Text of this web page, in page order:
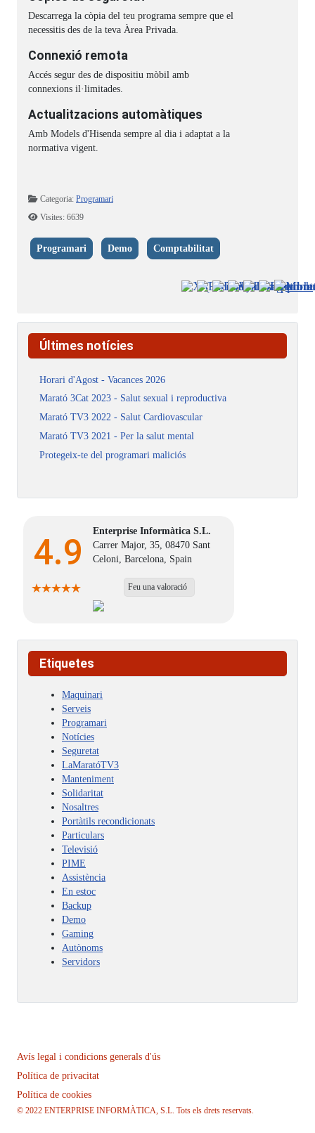
Descarrega la còpia del teu programa sempre que el
necessitis des de la teva Àrea Privada.
Connexió remota
Accés segur des de dispositiu mòbil amb
connexions il·limitades.
Actualitzacions automàtiques
Amb Models d'Hisenda sempre al dia i adaptat a la
normativa vigent.
DetallsCategoria: Programari
Visites: 6639
Programari Demo Comptabilitat
Últimes notícies
Horari d'Agost - Vacances 2026
Marató 3Cat 2023 - Salut sexual i reproductiva
Marató TV3 2022 - Salut Cardiovascular
Marató TV3 2021 - Per la salut mental
Protegeix-te del programari maliciós
4.9
Enterprise Informàtica S.L.
Carrer Major, 35, 08470 Sant
Celoni, Barcelona, Spain
Feu una valoració
Etiquetes
Maquinari
Serveis
Programari
Notícies
Seguretat
LaMaratóTV3
Manteniment
Solidaritat
Nosaltres
Portàtils recondicionats
Particulars
Televisió
PIME
Assistència
En estoc
Backup
Demo
Gaming
Autònoms
Servidors
Avís legal i condicions generals d'ús
Política de privacitat
Política de cookies
© 2022 ENTERPRISE INFORMÀTICA, S.L. Tots els drets reservats.